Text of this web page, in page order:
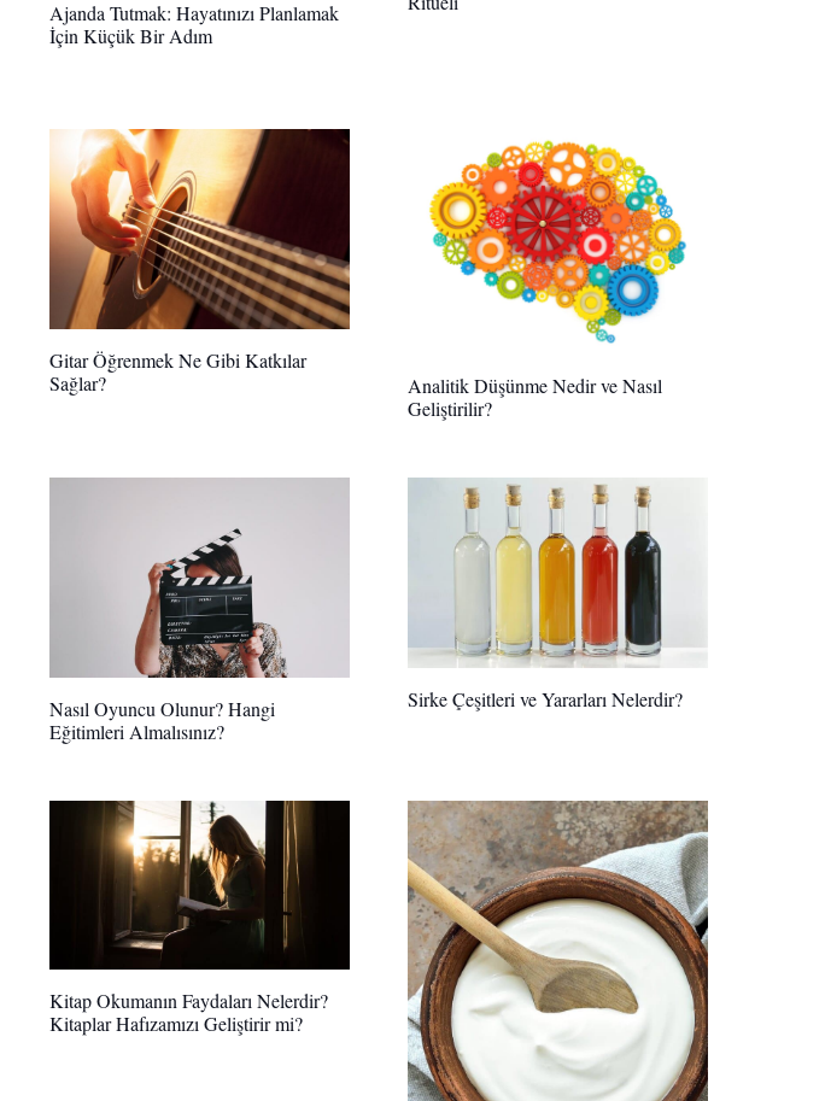
Ajanda Tutmak: Hayatınızı Planlamak
İçin Küçük Bir Adım
Gitar Öğrenmek Ne Gibi Katkılar
Sağlar?
Analitik Düşünme Nedir ve Nasıl
Geliştirilir?
Nasıl Oyuncu Olunur? Hangi
Eğitimleri Almalısınız?
Sirke Çeşitleri ve Yararları Nelerdir?
Kitap Okumanın Faydaları Nelerdir?
Kitaplar Hafızamızı Geliştirir mi?